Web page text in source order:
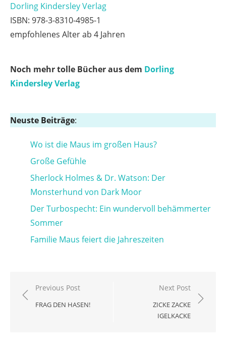
Dorling Kindersley Verlag
ISBN: 978-3-8310-4985-1
empfohlenes Alter ab 4 Jahren
Noch mehr tolle Bücher aus dem Dorling
Kindersley Verlag
Neuste Beiträge:
Wo ist die Maus im großen Haus?
Große Gefühle
Sherlock Holmes & Dr. Watson: Der
Monsterhund von Dark Moor
Der Turbospecht: Ein wundervoll behämmerter
Sommer
Familie Maus feiert die Jahreszeiten
Beitragsnavigation
Previous Post
FRAG DEN HASEN!
Next Post
ZICKE ZACKE
IGELKACKE